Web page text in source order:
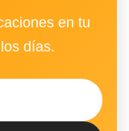
en tu
días.